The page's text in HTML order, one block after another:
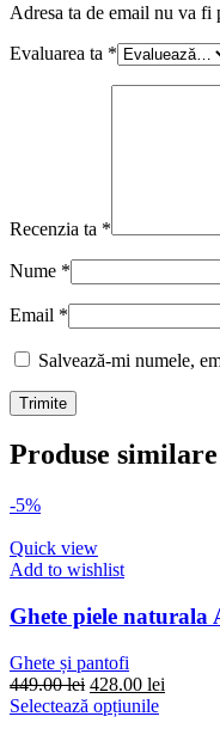
Adresa ta de email nu va fi
Evaluarea ta *
Recenzia ta *
Nume *
Email *
Salvează-mi numele,
Produse similare
-5%
Quick view
Add to wishlist
Ghete piele naturala
Ghete și pantofi
449.00lei Prețul
inițial
428.00 lei
Selectează opțiunileAcest